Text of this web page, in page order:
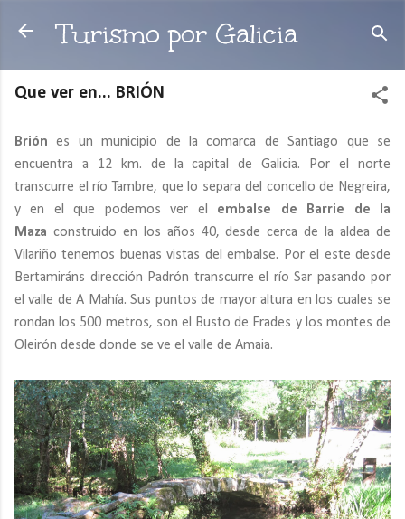
Ir al contenido principal
Turismo por Galicia
Que ver en... BRIÓN
Brión es un municipio de la comarca de Santiago que se
encuentra a 12 km. de la capital de Galicia. Por el norte
transcurre el río Tambre, que lo separa del concello de Negreira,
y en el que podemos ver el embalse de Barrie de la
Maza construido en los años 40, desde cerca de la aldea de
Vilariño tenemos buenas vistas del embalse. Por el este desde
Bertamiráns dirección Padrón transcurre el río Sar pasando por
el valle de A Mahía. Sus puntos de mayor altura en los cuales se
rondan los 500 metros, son el Busto de Frades y los montes de
Oleirón desde donde se ve el valle de Amaia.